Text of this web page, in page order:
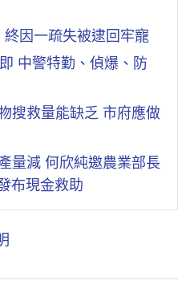
因一疏失被逮回牢寵
中警特勤、偵爆、防
搜救量能缺乏 市府應做
量減 何欣純邀農業部長
布現金救助